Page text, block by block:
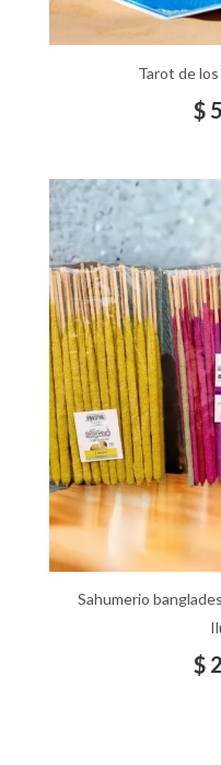
Tarot de
$
Sahumerio
$